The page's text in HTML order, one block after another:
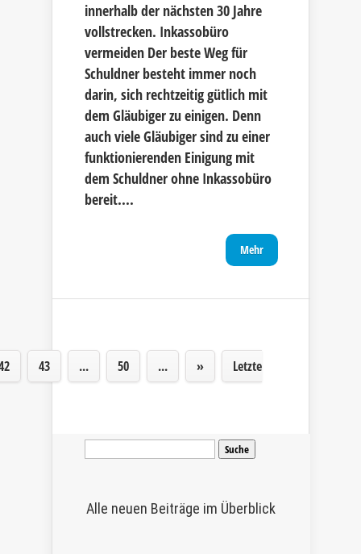
innerhalb der nächsten 30 Jahre
vollstrecken. Inkassobüro
vermeiden Der beste Weg für
Schuldner besteht immer noch
darin, sich rechtzeitig gütlich mit
dem Gläubiger zu einigen. Denn
auch viele Gläubiger sind zu einer
funktionierenden Einigung mit
dem Schuldner ohne Inkassobüro
bereit....
Mehr
43 ... 50 ... » Letzte
Suche
Alle neuen Beiträge im Überblick